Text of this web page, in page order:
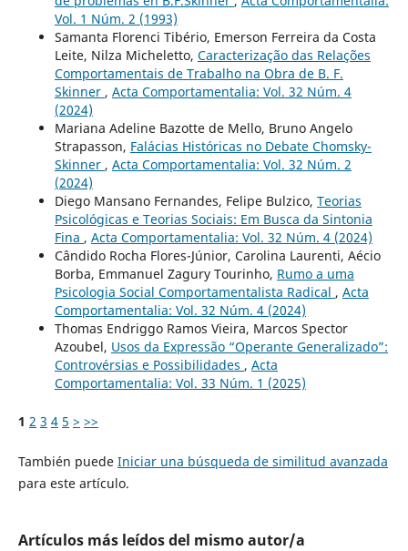
Vol. 1 Núm. 2 (1993)
Samanta Florenci Tibério, Emerson Ferreira da Costa
Leite, Nilza Micheletto, Caracterização das Relações
Comportamentais de Trabalho na Obra de B. F.
Skinner , Acta Comportamentalia: Vol. 32 Núm. 4
(2024)
Mariana Adeline Bazotte de Mello, Bruno Angelo
Strapasson, Falácias Históricas no Debate Chomsky-
Skinner , Acta Comportamentalia: Vol. 32 Núm. 2
(2024)
Diego Mansano Fernandes, Felipe Bulzico, Teorias
Psicológicas e Teorias Sociais: Em Busca da Sintonia
Fina , Acta Comportamentalia: Vol. 32 Núm. 4 (2024)
Cândido Rocha Flores-Júnior, Carolina Laurenti, Aécio
Borba, Emmanuel Zagury Tourinho, Rumo a uma
Psicologia Social Comportamentalista Radical , Acta
Comportamentalia: Vol. 32 Núm. 4 (2024)
Thomas Endriggo Ramos Vieira, Marcos Spector
Azoubel, Usos da Expressão “Operante Generalizado”:
Controvérsias e Possibilidades , Acta
Comportamentalia: Vol. 33 Núm. 1 (2025)
1 2 3 4 5 > >>
También puede Iniciar una búsqueda de similitud avanzada
para este artículo.
Artículos más leídos del mismo autor/a